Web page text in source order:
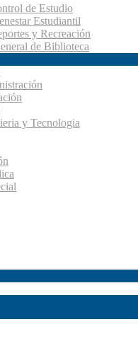
de Estudio
Estudiantil
y Recreación
de Biblioteca
y Tecnologia